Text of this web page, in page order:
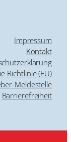
Impressum
Kontakt
Richtlinie (EU)
Meldestelle
Barrierefreiheit